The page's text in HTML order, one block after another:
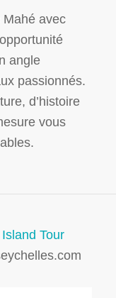
avec
angle
passionnés.
d’histoire
vous
Island Tour